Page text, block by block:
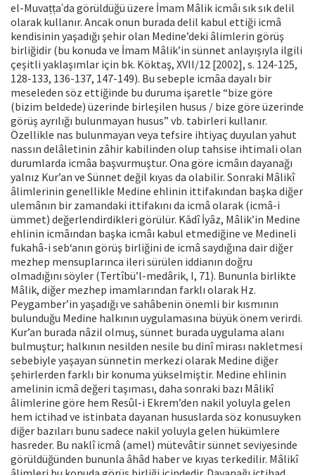
el-Muvaṭṭaʾda görüldüğü üzere İmam Mâlik icmâı sık sık delil
olarak kullanır. Ancak onun burada delil kabul ettiği icmâ
kendisinin yaşadığı şehir olan Medine’deki âlimlerin görüş
birliğidir (bu konuda ve İmam Mâlik’in sünnet anlayışıyla ilgili
çeşitli yaklaşımlar için bk. Köktaş, XVII/12 [2002], s. 124-125,
128-133, 136-137, 147-149). Bu sebeple icmâa dayalı bir
meseleden söz ettiğinde bu duruma işaretle “bize göre
(bizim beldede) üzerinde birleşilen husus / bize göre üzerinde
görüş ayrılığı bulunmayan husus” vb. tabirleri kullanır.
Özellikle nas bulunmayan veya tefsire ihtiyaç duyulan yahut
nassın delâletinin zâhir kabilinden olup tahsise ihtimali olan
durumlarda icmâa başvurmuştur. Ona göre icmâın dayanağı
yalnız Kur’an ve Sünnet değil kıyas da olabilir. Sonraki Mâlikî
âlimlerinin genellikle Medine ehlinin ittifakından başka diğer
ulemânın bir zamandaki ittifakını da icmâ olarak (icmâ-i
ümmet) değerlendirdikleri görülür. Kādî İyâz, Mâlik’in Medine
ehlinin icmâından başka icmâı kabul etmediğine ve Medineli
fukahâ-i seb‘anın görüş birliğini de icmâ saydığına dair diğer
mezhep mensuplarınca ileri sürülen iddianın doğru
olmadığını söyler (Tertîbü’l-medârik, I, 71). Bununla birlikte
Mâlik, diğer mezhep imamlarından farklı olarak Hz.
Peygamber’in yaşadığı ve sahâbenin önemli bir kısmının
bulunduğu Medine halkının uygulamasına büyük önem verirdi.
Kur’an burada nâzil olmuş, sünnet burada uygulama alanı
bulmuştur; halkının nesilden nesile bu dinî mirası nakletmesi
sebebiyle yaşayan sünnetin merkezi olarak Medine diğer
şehirlerden farklı bir konuma yükselmiştir. Medine ehlinin
amelinin icmâ değeri taşıması, daha sonraki bazı Mâlikî
âlimlerine göre hem Resûl-i Ekrem’den nakil yoluyla gelen
hem ictihad ve istinbata dayanan hususlarda söz konusuyken
diğer bazıları bunu sadece nakil yoluyla gelen hükümlere
hasreder. Bu naklî icmâ (amel) mütevâtir sünnet seviyesinde
görüldüğünden bununla âhâd haber ve kıyas terkedilir. Mâlikî